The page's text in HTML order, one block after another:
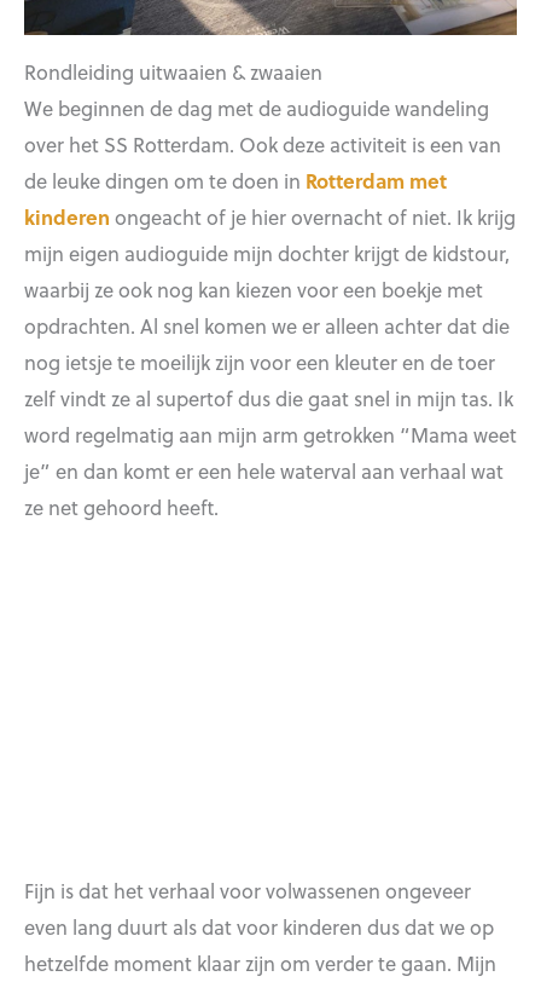
Rondleiding uitwaaien & zwaaien
We beginnen de dag met de audioguide wandeling
over het SS Rotterdam. Ook deze activiteit is een van
de leuke dingen om te doen in Rotterdam met
kinderen ongeacht of je hier overnacht of niet. Ik krijg
mijn eigen audioguide mijn dochter krijgt de kidstour,
waarbij ze ook nog kan kiezen voor een boekje met
opdrachten. Al snel komen we er alleen achter dat die
nog ietsje te moeilijk zijn voor een kleuter en de toer
zelf vindt ze al supertof dus die gaat snel in mijn tas. Ik
word regelmatig aan mijn arm getrokken “Mama weet
je” en dan komt er een hele waterval aan verhaal wat
ze net gehoord heeft.
Fijn is dat het verhaal voor volwassenen ongeveer
even lang duurt als dat voor kinderen dus dat we op
hetzelfde moment klaar zijn om verder te gaan. Mijn